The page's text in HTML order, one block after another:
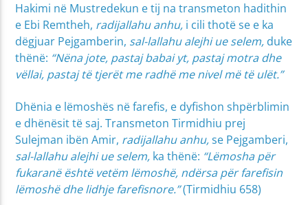
Hakimi në Mustredekun e tij na transmeton hadi­thin
e Ebi Remtheh, radijallahu anhu, i cili thotë se e ka
dëgjuar Pejgamberin, sal-lallahu alejhi ue selem, duke
thënë: “Nëna jote, pastaj babai yt, pastaj motra dhe
vëllai, pastaj të tjerët me radhë me nivel më të ulët.”
Dhënia e lëmoshës në farefis, e dyfishon shpër­blimin
e dhënësit të saj. Transmeton Tirmidhiu prej
Sulejman ibën Amir, radijallahu anhu,se Pejgamberi,
sal-lallahu alejhi ue selem, ka thënë: “Lëmosha për
fukaranë është vetëm lëmoshë, ndërsa për farefisin
lëmoshë dhe lidhje farefisnore.”(Tirmidhiu 658)